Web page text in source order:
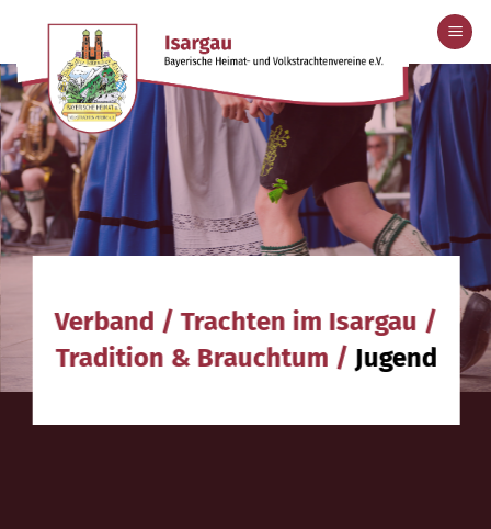
springen
Verband /Trachten im Isargau /
Tradition & Brauchtum / Jugend